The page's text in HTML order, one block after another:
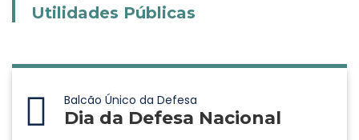
Utilidades Públicas
Balcão Único da Defesa
Dia da Defesa Nacional